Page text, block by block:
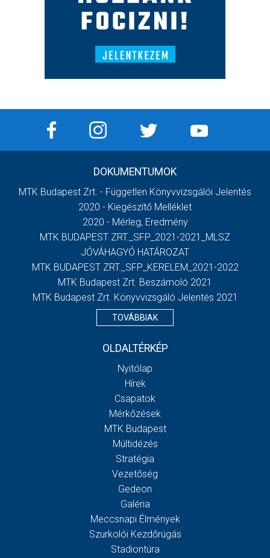
DOKUMENTUMOK
MTK Budapest Zrt. - Független Könyvvizsgálói Jelentés
2020 - Kiegészítő Melléklet
2020 - Mérleg, Eredmény
MTK BUDAPEST ZRT._SFP_2021-2021_MLSZ
JÓVÁHAGYÓ HATÁROZAT
MTK BUDAPEST ZRT._SFP_KERELEM_2021-2022
MTK Budapest Zrt. Beszámoló 2021
MTK Budapest Zrt. Könyvvizsgáló Jelentés 2021
TOVÁBBIAK
OLDALTÉRKÉP
Nyitólap
Hírek
Csapatok
Mérkőzések
MTK Budapest
Múltidézés
Stratégia
Vezetőség
Gedeon
Galéria
Meccsnapi Élmények
Szurkolói Kezdőrúgás
Stadiontúra